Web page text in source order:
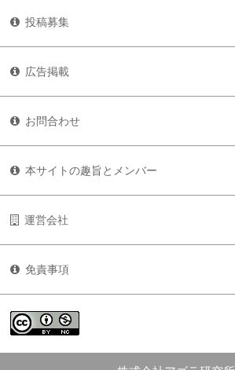
投稿募集
広告掲載
お問合わせ
本サイトの趣旨とメンバー
運営会社
免責事項